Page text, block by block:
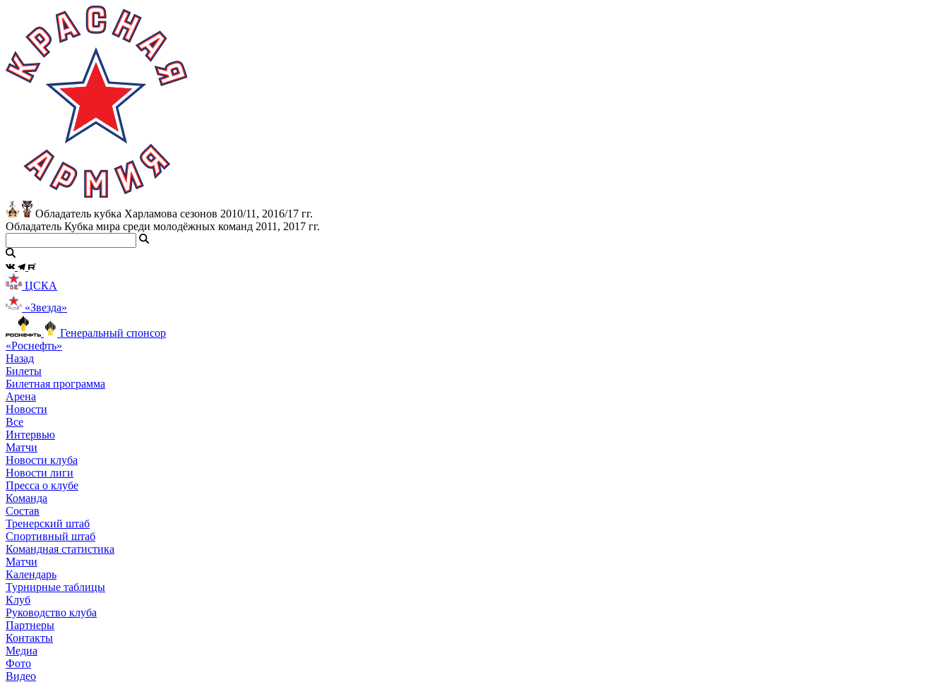
Обладатель кубка Харламова сезонов 2010/11, 2016/17 гг.
Обладатель Кубка мира среди молодёжных команд 2011, 2017 гг.
ЦСКА
«Звезда»
Генеральный спонсор
«Роснефть»
Назад
Билеты
Билетная программа
Арена
Новости
Все
Интервью
Матчи
Новости клуба
Новости лиги
Пресса о клубе
Команда
Состав
Тренерский штаб
Спортивный штаб
Командная статистика
Матчи
Календарь
Турнирные таблицы
Клуб
Руководство клуба
Партнеры
Контакты
Медиа
Фото
Видео